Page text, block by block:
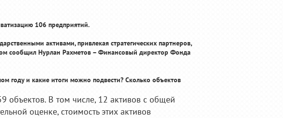
106 предприятий.
активами, привлекая стратегических партнеров,
сообщил Нурлан Рахметов – Финансовый директор Фонда
году и какие итоги можно подвести? Сколько объектов
объектов. В том числе, 12 активов с общей
оценке, стоимость этих активов